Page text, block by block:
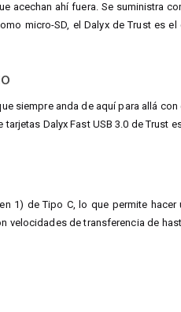
acechan ahí fuera. Se suministra
micro-SD, el Dalyx de Trust es
siempre anda de aquí para allá
Dalyx Fast USB 3.0 de Trust
1) de Tipo C, lo que permite
velocidades de transferencia de